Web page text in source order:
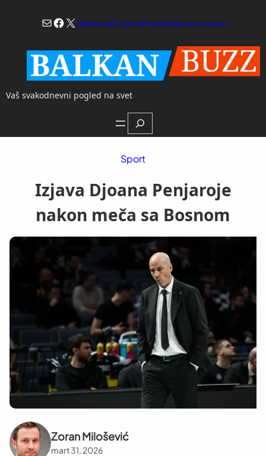
Mail
Facebook
X NaslovnaO namaPretplatite se na vesti
Vaš svakodnevni pogled na svet
Search
Sport
Izjava Djoana Penjaroje
nakon meča sa Bosnom
Zoran Milošević
mart 31, 2026